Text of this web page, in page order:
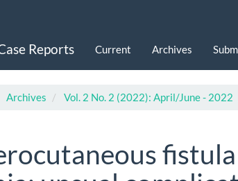
Reports Current Archives
Archives Vol. 2 No. 2 (2022): April/June - 2022